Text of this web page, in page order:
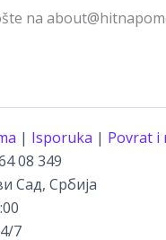
na
| Isporuka | Povrat i
08 349
Сад, Србија
7